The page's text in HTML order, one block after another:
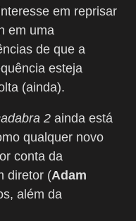
em reprisar
em uma
de que a
esteja
(ainda).
2 ainda está
qualquer novo
conta da
diretor (Adam
além da